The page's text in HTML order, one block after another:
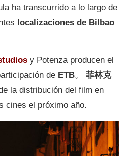
ha transcurrido a lo largo de
localizaciones de Bilbao
y Potenza producen el
de ETB。 菲林克
la distribución del film en
cines el próximo año.